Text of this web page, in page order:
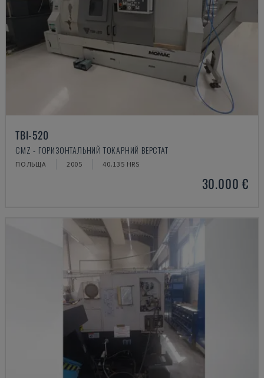
TBI-520
CMZ - ГОРИЗОНТАЛЬНИЙ ТОКАРНИЙ ВЕРСТАТ
ПОЛЬЩА 2005 40.135 HRS
30.000 €